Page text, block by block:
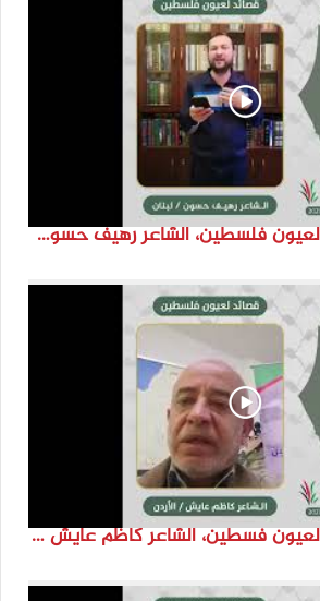
انتماء2021: قصائد لعيون فلسطين، الشاعر رهيف حسون، لبنان
انتماء2021: قصائد لعيون فسطين، الشاعر كاظم عايش ،الاردن